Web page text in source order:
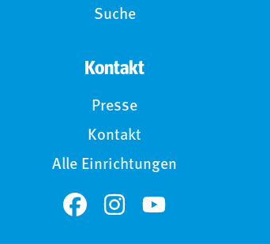
Suche
Kontakt
Presse
Kontakt
Alle Einrichtungen